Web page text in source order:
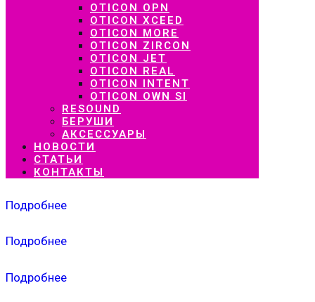
OTICON OPN
OTICON XCEED
OTICON MORE
OTICON ZIRCON
OTICON JET
OTICON REAL
OTICON INTENT
OTICON OWN SI
RESOUND
БЕРУШИ
АКСЕССУАРЫ
НОВОСТИ
СТАТЬИ
КОНТАКТЫ
Подробнее
Подробнее
Подробнее